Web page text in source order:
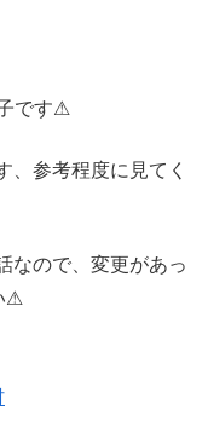
です⚠
参考程度に見てく
なので、変更があっ
⚠